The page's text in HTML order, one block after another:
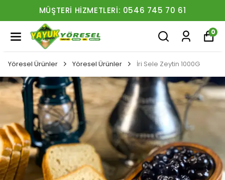
MÜŞTERI HIZMETLERI: 0546 745 70 61
0
Yöresel Ürünler Yöresel Ürünler İri Sele Zeytin 1000G